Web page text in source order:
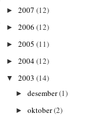
► 2007 (12)
► 2006 (12)
► 2005 (11)
► 2004(12)
▼ 2003 (14)
► desember(1)
► oktober(2)